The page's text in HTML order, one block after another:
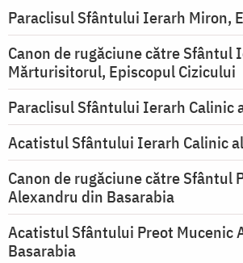
Paraclisul Sfântului Ierarh Miron,
Canon de rugăciune către Sfântul
Mărturisitorul, Episcopul Cizicului
Paraclisul Sfântului Ierarh Calinic
Acatistul Sfântului Ierarh Calinic
Canon de rugăciune către Sfântul
Alexandru din Basarabia
Acatistul Sfântului Preot Mucenic
Basarabia